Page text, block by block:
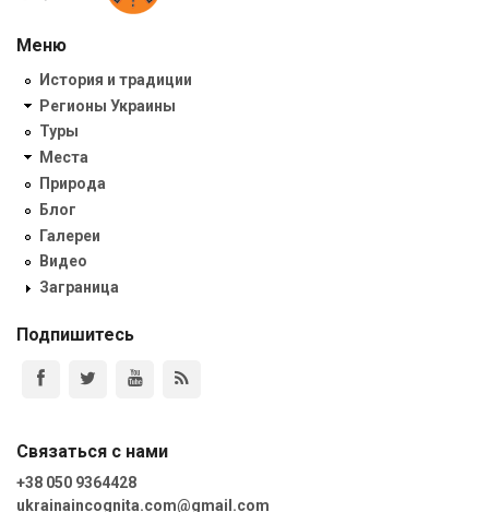
Меню
История и традиции
Регионы Украины
Туры
Места
Природа
Блог
Галереи
Видео
Заграница
Подпишитесь
Связаться с нами
+38 050 9364428
ukrainaincognita.com@gmail.com